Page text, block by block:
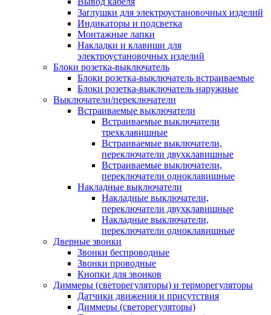
Заглушки для электроустановочных изделий
Индикаторы и подсветка
Монтажные лапки
Накладки и клавиши для
электроустановочных изделий
Блоки розетка-выключатель
Блоки розетка-выключатель встраиваемые
Блоки розетка-выключатель наружные
Выключатели/переключатели
Встраиваемые выключатели
Встраиваемые выключатели
трехклавишные
Встраиваемые выключатели,
переключатели двухклавишные
Встраиваемые выключатели,
переключатели одноклавишные
Накладные выключатели
Накладные выключатели,
переключатели двухклавишные
Накладные выключатели,
переключатели одноклавишные
Дверные звонки
Звонки беспроводные
Звонки проводные
Кнопки для звонков
Диммеры (светорегуляторы) и терморегуляторы
Датчики движения и присутствия
Диммеры (светорегуляторы)